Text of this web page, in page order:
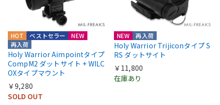
HOT
NEW
再入荷
ベストセラー
Holy Warrior Aimpointタイプ
CompM2 ダットサイト + WILC
OXタイプマウント
￥9,280
SOLD OUT
NEW 再入荷
Holy Warrior Trijiconタイプ S
RS ダットサイト
￥11,800
在庫あり